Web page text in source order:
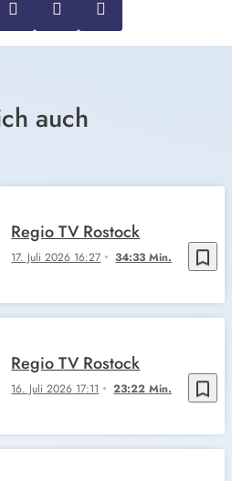
auch
bookmark_border
17. Juli 2026 16:27 34:33 Min.
Regio TV Rostock
bookmark_border
16. Juli 2026 17:11 23:22 Min.
Regio TV Rostock